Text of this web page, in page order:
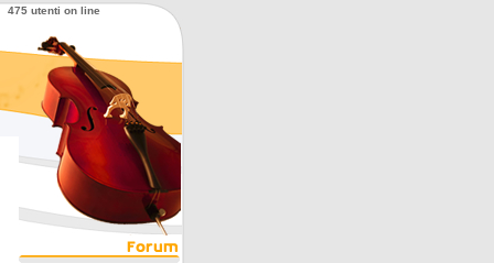
475 utenti on line